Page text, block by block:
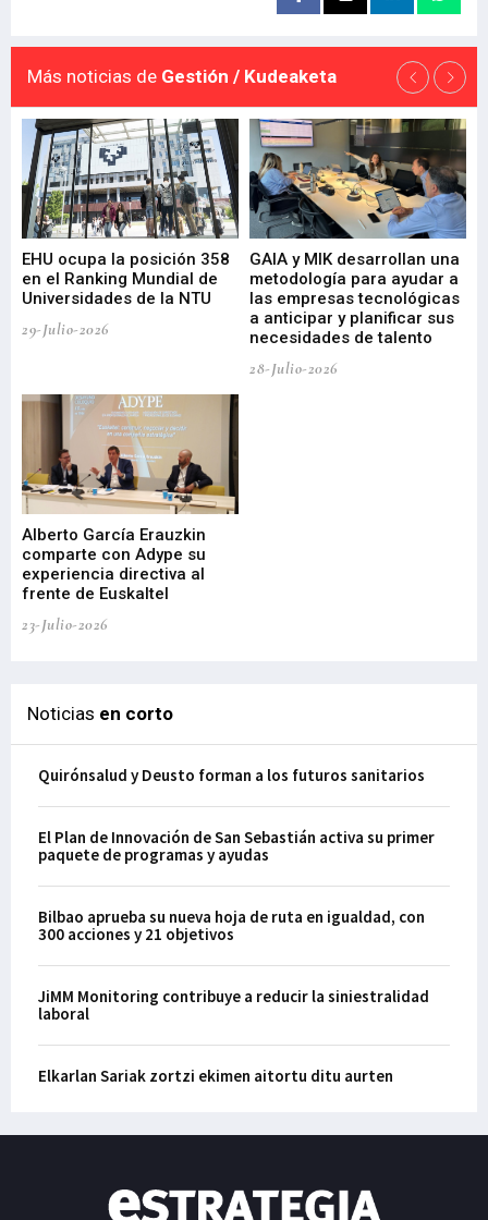
Más noticias de Gestión / Kudeaketa
EHU ocupa la posición 358
en el Ranking Mundial de
Universidades de la NTU
29-Julio-2026
GAIA y MIK desarrollan una
metodología para ayudar a
las empresas tecnológicas
a anticipar y planificar sus
necesidades de talento
28-Julio-2026
Alberto García Erauzkin
comparte con Adype su
experiencia directiva al
frente de Euskaltel
23-Julio-2026
Noticias en corto
Quirónsalud y Deusto forman a los futuros sanitarios
El Plan de Innovación de San Sebastián activa su primer
paquete de programas y ayudas
Bilbao aprueba su nueva hoja de ruta en igualdad, con
300 acciones y 21 objetivos
JiMM Monitoring contribuye a reducir la siniestralidad
laboral
Elkarlan Sariak zortzi ekimen aitortu ditu aurten